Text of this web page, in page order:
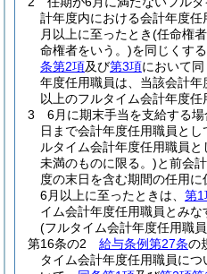
計年度内における会計年度
月以上に至ったとき(任命権者
命権者をいう。)を同じくす
条第2項及び第3項において同
年度任用職員は、当該会計年
以上のフルタイム会計年度任
3
6月に期末手当を支給する
日まで会計年度任用職員と
ルタイム会計年度任用職員
未満のものに限る。)と前会
度の末日を含む期間の任用
6月以上に至ったときは、 第1
イム会計年度任用職員とみな
(フルタイム会計年度任用職
第16条の2
給与条例第27条の
タイム会計年度任用職員につ